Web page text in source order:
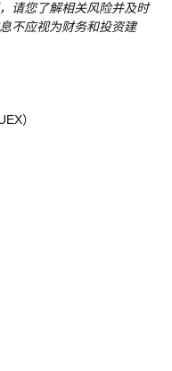
请您了解相关风险并及时
不应视为财务和投资建
）